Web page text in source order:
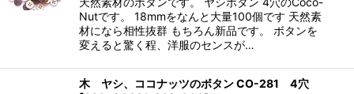
Nutです。 18mmをなんと大量100個です 天然素
材になら相性抜群 もちろん新品です。 ボタンを
変えると驚く程、洋服のセンスが…
木 ヤシ、ココナッツのボタン CO-281 4穴